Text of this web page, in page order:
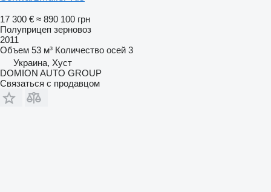
17 300 € ≈ 890 100 грн
Полуприцеп зерновоз
2011
Объем 53 м³ Количество осей 3
Украина, Хуст
DOMION AUTO GROUP
Связаться с продавцом